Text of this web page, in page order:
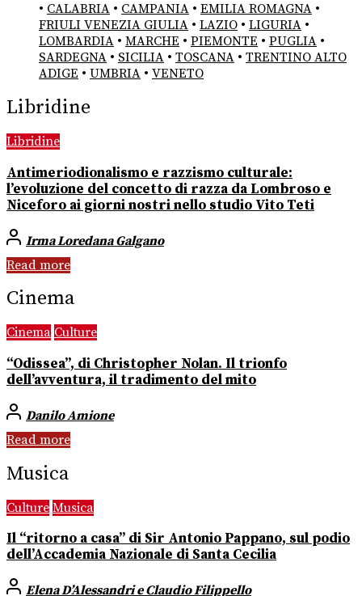
• CALABRIA • CAMPANIA • EMILIA ROMAGNA •
FRIULI VENEZIA GIULIA • LAZIO • LIGURIA •
LOMBARDIA • MARCHE • PIEMONTE • PUGLIA •
SARDEGNA • SICILIA • TOSCANA • TRENTINO ALTO
ADIGE • UMBRIA • VENETO
Libridine
Libridine
Antimeriodionalismo e razzismo culturale:
l’evoluzione del concetto di razza da Lombroso e
Niceforo ai giorni nostri nello studio Vito Teti
Irma Loredana Galgano
Read more
Cinema
Cinema Culture
“Odissea”, di Christopher Nolan. Il trionfo
dell’avventura, il tradimento del mito
Danilo Amione
Read more
Musica
Culture Musica
Il “ritorno a casa” di Sir Antonio Pappano, sul podio
dell’Accademia Nazionale di Santa Cecilia
Elena D’Alessandri e Claudio Filippello